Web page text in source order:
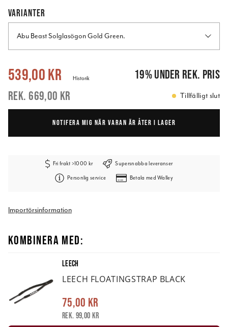
VARIANTER
Abu Beast Solglasögon Gold Green.
Nuvarande pris:539,00 kr 669,00 kr
539,00 kr
669,00 kr
Historik 19%under rek. pris
Tillfälligt slut
NOTIFERA MIG NÄR VARAN ÄR ÅTER I LAGER
Fri frakt >1000 kr Supersnabba leveranser
Personlig service Betala med Walley
Importörsinformation
KOMBINERA MED:
LEECH
LEECH FLOATINGSTRAP BLACK
75,00 kr
Rek. 99,00 kr